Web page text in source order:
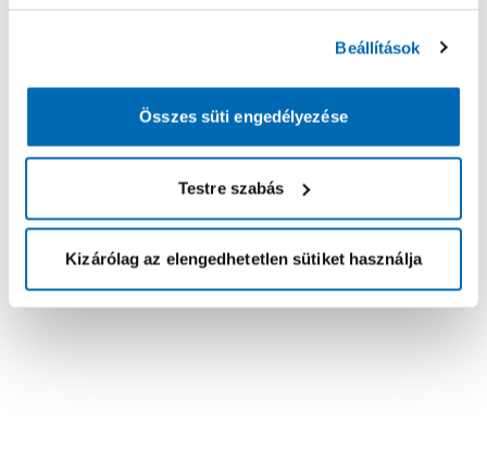
Beállítások
Összes süti engedélyezése
Testre szabás
Kizárólag az elengedhetetlen sütiket használja